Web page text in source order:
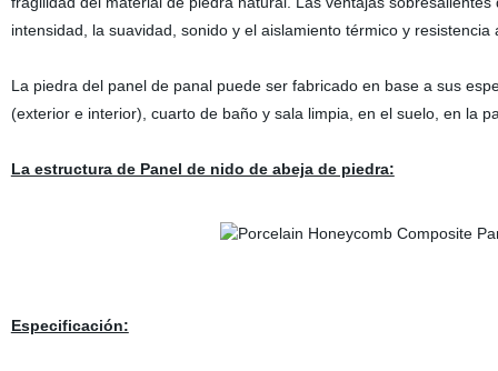
intensidad, la suavidad, sonido y el aislamiento térmico y resistencia
La piedra del panel de panal puede ser fabricado en base a sus
(exterior e interior), cuarto de baño y sala limpia, en el suelo, en la
La estructura de Panel de nido de abeja de piedra:
Especificación: